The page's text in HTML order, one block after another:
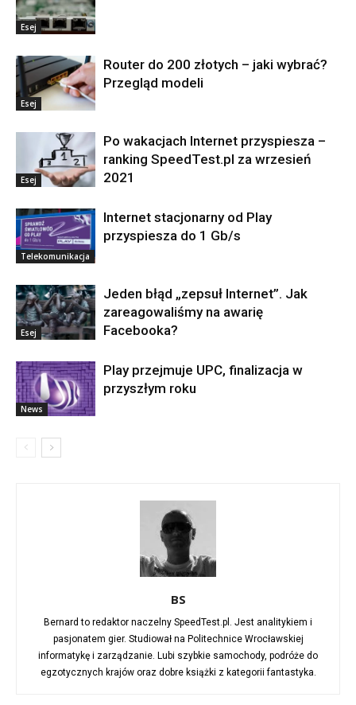
Esej
Esej
Router do 200 złotych – jaki wybrać?
Przegląd modeli
Esej
Po wakacjach Internet przyspiesza –
ranking SpeedTest.pl za wrzesień
2021
Telekomunikacja
Internet stacjonarny od Play
przyspiesza do 1 Gb/s
Esej
Jeden błąd „zepsuł Internet”. Jak
zareagowaliśmy na awarię
Facebooka?
News
Play przejmuje UPC, finalizacja w
przyszłym roku
BS
Bernard to redaktor naczelny SpeedTest.pl. Jest analitykiem i
pasjonatem gier. Studiował na Politechnice Wrocławskiej
informatykę i zarządzanie. Lubi szybkie samochody, podróże do
egzotycznych krajów oraz dobre książki z kategorii fantastyka.